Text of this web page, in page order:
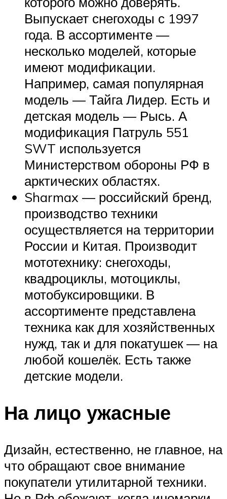
Выпускает снегоходы с 1997
года. В ассортименте —
несколько моделей, которые
имеют модификации.
Например, самая популярная
модель — Тайга Лидер. Есть и
детская модель — Рысь. А
модификация Патруль 551
SWT используется
Министерством обороны РФ в
арктических областях.
Sharmax — российский бренд,
производство техники
осуществляется на территории
России и Китая. Производит
мототехнику: снегоходы,
квадроциклы, мотоциклы,
мотобуксировщики. В
ассортименте представлена
техника как для хозяйственных
нужд, так и для покатушек — на
любой кошелёк. Есть также
детские модели.
На лицо ужасные
Дизайн, естественно, не главное, на
что обращают свое внимание
покупатели утилитарной техники.